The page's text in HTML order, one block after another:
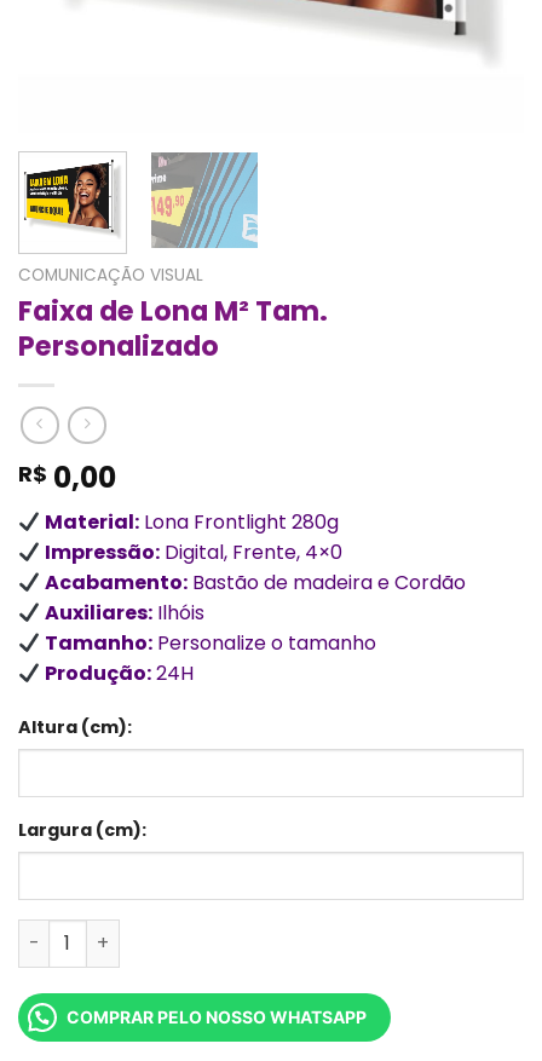
COMUNICAÇÃO VISUAL
Faixa de Lona M² Tam.
Personalizado
R$ 0,00
Material: Lona Frontlight 280g
Impressão: Digital, Frente, 4×0
Acabamento: Bastão de madeira e Cordão
Auxiliares: Ilhóis
Tamanho: Personalize o tamanho
Produção:24H
Altura (cm):
Largura (cm):
Faixa de Lona M² Tam. Personalizado quantidade
COMPRAR PELO NOSSO WHATSAPP